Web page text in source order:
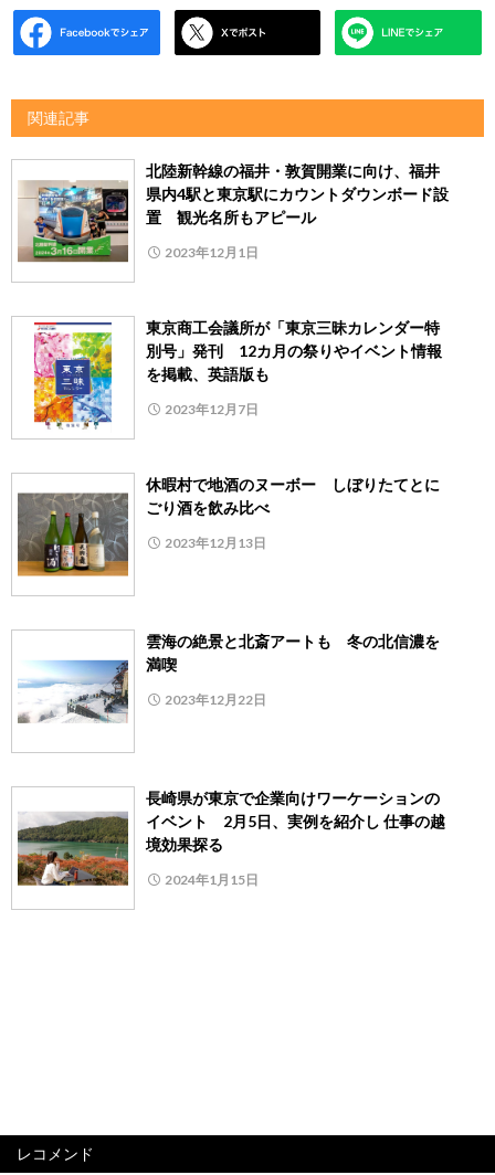
関連記事
北陸新幹線の福井・敦賀開業に向け、福井
県内4駅と東京駅にカウントダウンボード設
置 観光名所もアピール
2023年12月1日
東京商工会議所が「東京三昧カレンダー特
別号」発刊 12カ月の祭りやイベント情報
を掲載、英語版も
2023年12月7日
休暇村で地酒のヌーボー しぼりたてとに
ごり酒を飲み比べ
2023年12月13日
雲海の絶景と北斎アートも 冬の北信濃を
満喫
2023年12月22日
長崎県が東京で企業向けワーケーションの
イベント 2月5日、実例を紹介し 仕事の越
境効果探る
2024年1月15日
レコメンド